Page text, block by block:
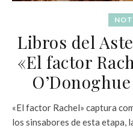
Libros del
«El factor
«El factor Rachel» captura
los sinsabores de esta etapa,